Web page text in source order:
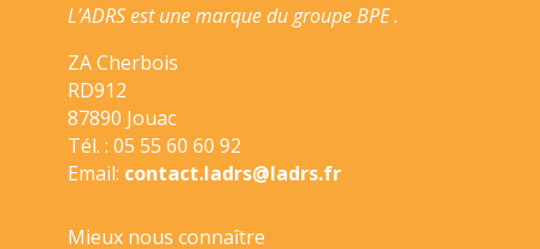
L’ADRS est une marque du groupe BPE .
ZA Cherbois
RD912
87890 Jouac
Tél. : 05 55 60 60 92
Email: contact.ladrs@ladrs.fr
Mieux nous connaître